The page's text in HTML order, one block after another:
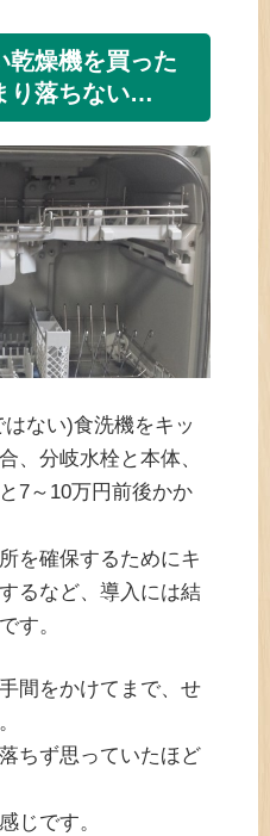
乾燥機を買った
り落ちない…
ない)食洗機をキッ
、分岐水栓と本体、
7～10万円前後かか
を確保するためにキ
るなど、導入には結
す。
間をかけてまで、せ
ちず思っていたほど
じです。